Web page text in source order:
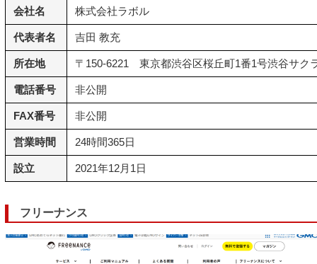
会社名 株式会社ラボル
代表者名 吉田 教充
所在地 〒150-6221 東京都渋谷区桜丘町1番1号渋谷サク
電話番号 非公開
FAX番号 非公開
営業時間 24時間365日
設立 2021年12月1日
フリーナンス